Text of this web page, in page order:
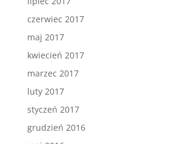
czerwiec 2017
maj 2017
kwiecień 2017
marzec 2017
luty 2017
styczeń 2017
grudzień 2016